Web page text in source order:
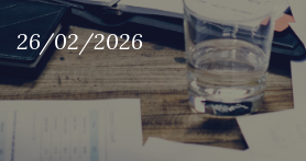
26/02/2026